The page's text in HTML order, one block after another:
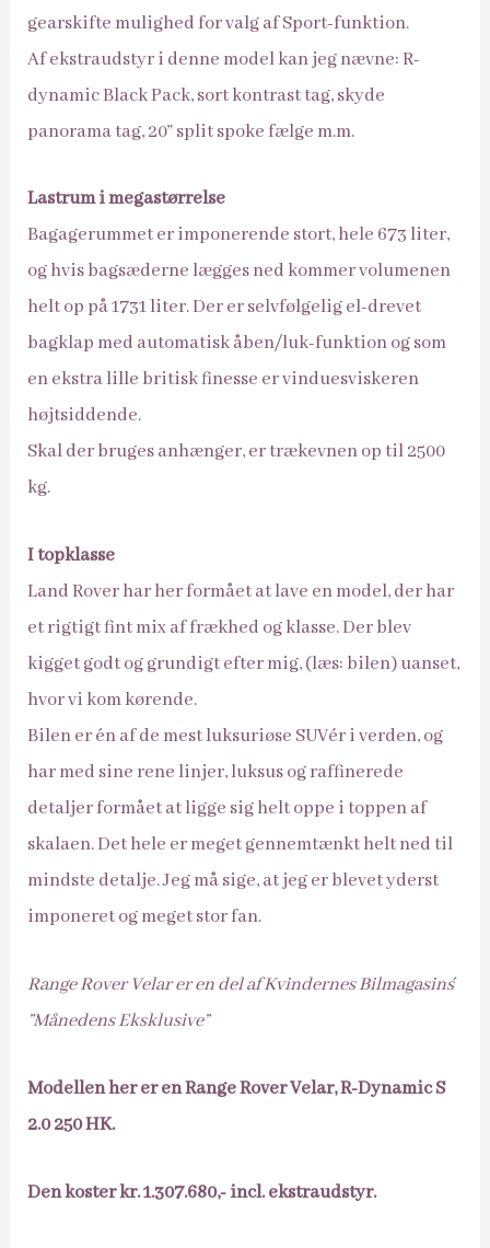
gearskifte mulighed for valg af Sport-funktion.
Af ekstraudstyr i denne model kan jeg nævne: R-
dynamic Black Pack, sort kontrast tag, skyde
panorama tag, 20” split spoke fælge m.m.
Lastrum i megastørrelse
Bagagerummet er imponerende stort, hele 673 liter,
og hvis bagsæderne lægges ned kommer volumenen
helt op på 1731 liter. Der er selvfølgelig el-drevet
bagklap med automatisk åben/luk-funktion og som
en ekstra lille britisk finesse er vinduesviskeren
højtsiddende.
Skal der bruges anhænger, er trækevnen op til 2500
kg.
I topklasse
Land Rover har her formået at lave en model, der har
et rigtigt fint mix af frækhed og klasse. Der blev
kigget godt og grundigt efter mig, (læs: bilen) uanset,
hvor vi kom kørende.
Bilen er én af de mest luksuriøse SUV´er i verden, og
har med sine rene linjer, luksus og raffinerede
detaljer formået at ligge sig helt oppe i toppen af
skalaen. Det hele er meget gennemtænkt helt ned til
mindste detalje. Jeg må sige, at jeg er blevet yderst
imponeret og meget stor fan.
Range Rover Velar er en del af Kvindernes Bilmagasin´s
”Månedens Eksklusive”
Modellen her er en Range Rover Velar, R-Dynamic S
2.0 250 HK.
Den koster kr. 1.307.680,- incl. ekstraudstyr.